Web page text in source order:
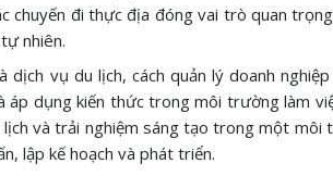
chuyến đi thực địa đóng vai trò quan
nhiên.
dịch vụ du lịch, cách quản lý doanh
dụng kiến thức trong môi trường làm
và trải nghiệm sáng tạo trong một
lập kế hoạch và phát triển.